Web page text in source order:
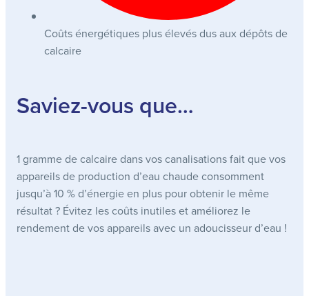
Coûts énergétiques plus élevés dus aux dépôts de
calcaire
Saviez-vous que…
1 gramme de calcaire dans vos canalisations fait que vos
appareils de production d’eau chaude consomment
jusqu’à 10 % d’énergie en plus pour obtenir le même
résultat ? Évitez les coûts inutiles et améliorez le
rendement de vos appareils avec un adoucisseur d’eau !